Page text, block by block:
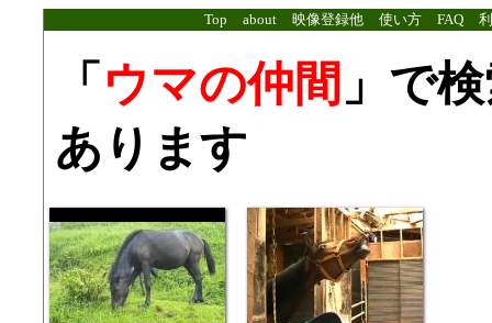
Top about 映像登録他 使い方 FAQ
「 ウマの仲間 」で
あります